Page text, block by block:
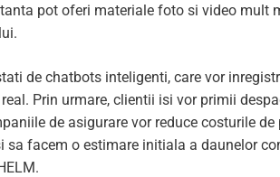
pot oferi materiale foto si video mult
de chatbots inteligenti, care vor
Prin urmare, clientii isi vor primii
de asigurare vor reduce costurile
sa facem o estimare initiala a daunelor